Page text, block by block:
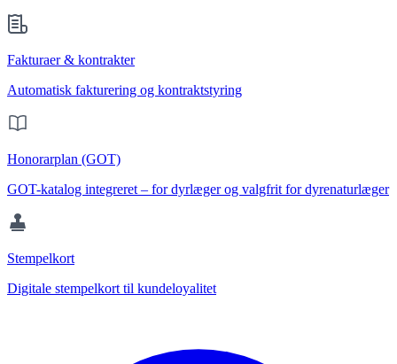
Fakturaer & kontrakter
Automatisk fakturering og kontraktstyring
Honorarplan (GOT)
GOT-katalog integreret – for dyrlæger og valgfrit for dyrenaturlæger
Stempelkort
Digitale stempelkort til kundeloyalitet